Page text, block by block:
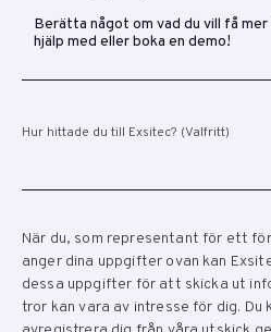
Hur hittade du till Exsitec? (Valfritt)
När du, som representant för ett
anger dina uppgifter ovan kan
dessa uppgifter för att skicka ut
tror kan vara av intresse för dig. Du